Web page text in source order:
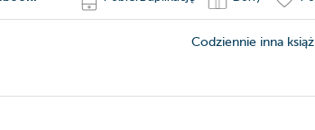
Codziennie inna